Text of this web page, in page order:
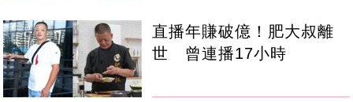
直播年賺破億！肥大叔離
世 曾連播17小時